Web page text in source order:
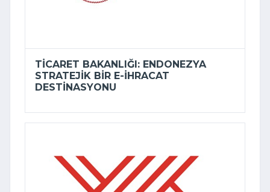
TICARET BAKANLIĞI: ENDONEZYA
STRATEJIK BIR E-İHRACAT
DESTINASYONU